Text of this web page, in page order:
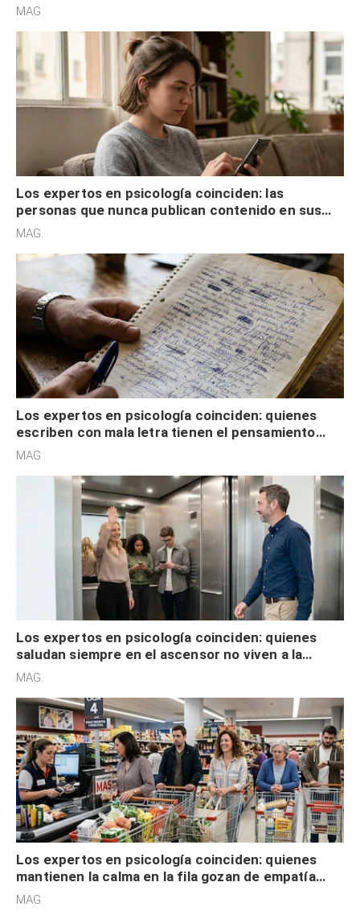
son acumuladores, sino que tienen necesidad de
MAG.
Los expertos en psicología coinciden: las
personas que nunca publican contenido en sus
redes sociales no pretenden buscar validación
MAG.
Los expertos en psicología coinciden: quienes
escriben con mala letra tienen el pensamiento
acelerado y no lo hacen por desinterés
MAG.
Los expertos en psicología coinciden: quienes
saludan siempre en el ascensor no viven a la
defensiva y tienen apertura social
MAG.
Los expertos en psicología coinciden: quienes
mantienen la calma en la fila gozan de empatía
cognitiva, gratitud y no solo tienen autocontrol
MAG.